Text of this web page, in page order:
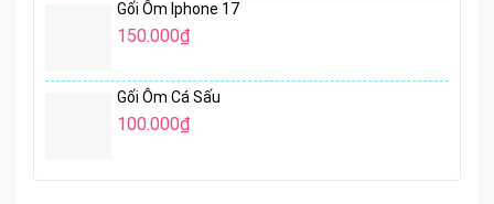
Gối Ôm Iphone 17
150.000₫
Gối Ôm Cá Sấu
100.000₫